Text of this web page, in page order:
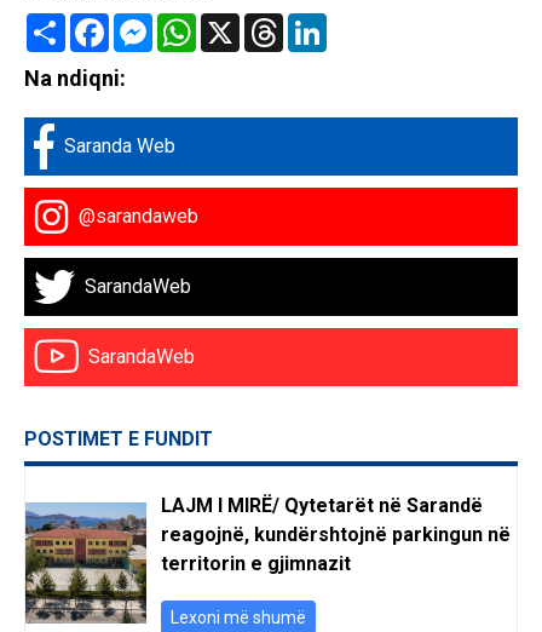
Share FacebookMessenger
WhatsApp
X Threads
Na ndiqni:
Saranda Web
@sarandaweb
SarandaWeb
SarandaWeb
POSTIMET E FUNDIT
LAJM I MIRË/ Qytetarët në Sarandë
reagojnë, kundërshtojnë parkingun në
territorin e gjimnazit
Lexoni më shumë